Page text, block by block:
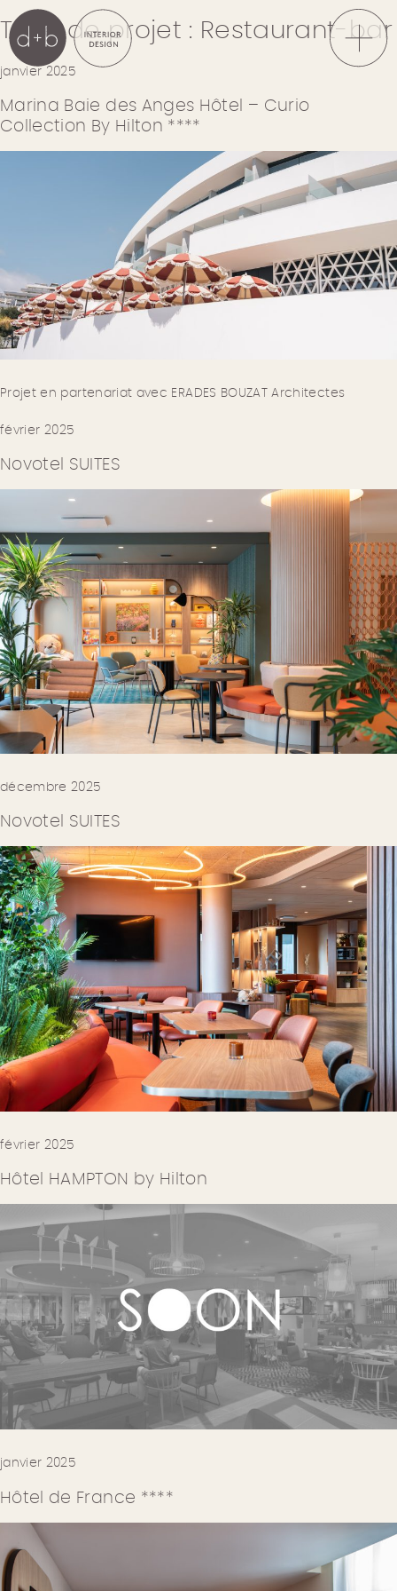
Skip
to
content
d+b Interior Design
Demuth + Béné-
Combes Interior
Design Studio |
Agence à Paris
Type de projet : Restaurant-bar
janvier 2025
Marina Baie des Anges Hôtel – Curio
Collection By Hilton ****
Projet en partenariat avec ERADES BOUZAT Architectes
février 2025
Novotel SUITES
décembre 2025
Novotel SUITES
février 2025
Hôtel HAMPTON by Hilton
janvier 2025
Hôtel de France ****